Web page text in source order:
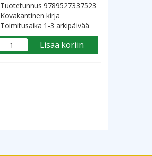
Tuotetunnus 9789527337523
Kovakantinen kirja
Toimitusaika 1-3 arkipäivää
Lisää koriin